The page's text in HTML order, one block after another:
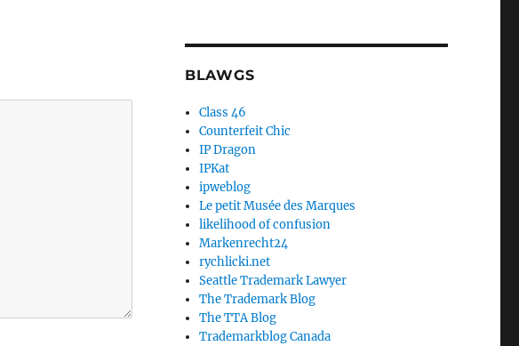
BLAWGS
Class 46
Counterfeit Chic
IP Dragon
IPKat
ipweblog
Le petit Musée des Marques
likelihood of confusion
Markenrecht24
rychlicki.net
Seattle Trademark Lawyer
The Trademark Blog
The TTA Blog
Trademarkblog Canada